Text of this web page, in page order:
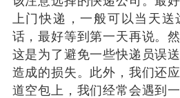
上门快递，一般可以当天
话，最好等到第一天再说。
这是为了避免一些快递员误
造成的损失。此外，我们还
道空包上，我们经常会遇到